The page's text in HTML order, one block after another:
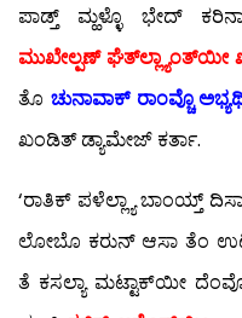
ಪಾಡ್ತ್ ಮ್ಹಳ್ಳೊ ಭೇದ್
ಮುಖೇಲ್ಪಣ್
ತೊ ಚುನಾವಾಕ್ ರಾಂವ್ಚೊ
ಖಂಡಿತ್ ಡ್ಯಾಮೇಜ್ ಕರ್ತಾ.
‘ರಾತಿಕ್ ಪಳೆಲ್ಲ್ಯಾ ಬಾಂಯ್ತ್
ಲೋಬೊ ಕರುನ್ ಆಸಾ ತೆಂ
ತೆ ಕಸಲ್ಯಾ ಮಟ್ಟಾಕ್‍ಯೀ